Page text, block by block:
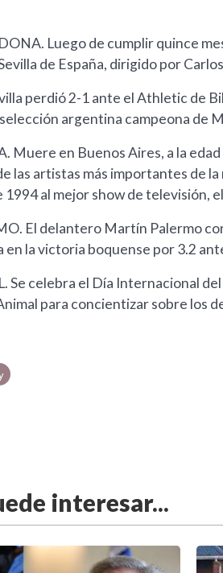
Luego de cumplir quince
de España, dirigido por
perdió 2-1 ante el Athletic de
argentina campeona de
Muere en Buenos Aires, a la
las artistas más importantes de
al mejor show de televisión,
El delantero Martín Palermo
en la victoria boquense por 3.2
Se celebra el Día Internacional
para concientizar sobre los
interesar...